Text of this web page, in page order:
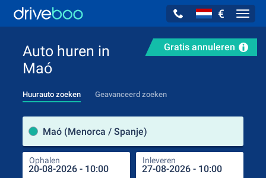
€
Gratis annuleren
Auto huren in
Maó
Huurauto zoeken Geavanceerd zoeken
Maó (Menorca / Spanje)
Ophalen Inleveren